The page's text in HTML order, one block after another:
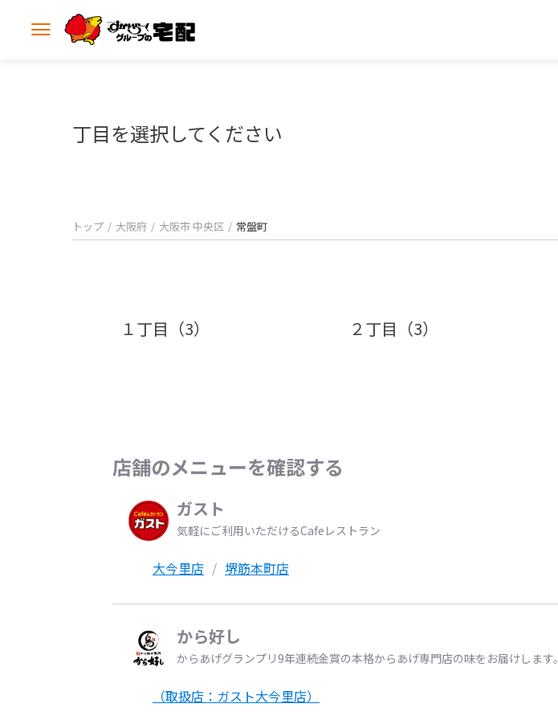
メ
丁目を選択してください
トップ 大阪府 大阪市 中央区 常盤町
１丁目（3） ２丁目（3）
店舗のメニューを確認する
ガスト
気軽にご利用いただけるCafeレストラン
大今里店 堺筋本町店
から好し
からあげグランプリ9年連続金賞の本格からあげ専門店の味をお届けします。
（取扱店：ガスト大今里店）